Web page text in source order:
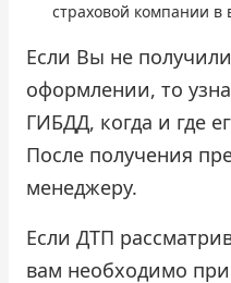
страховой компании
Если Вы не
оформлении, то
ГИБДД, когда и где
После получения
менеджеру.
Если ДТП
вам необходимо